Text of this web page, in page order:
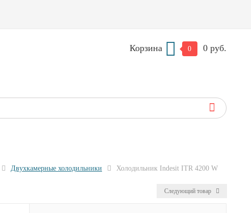
Корзина 0 0 руб.
Двухкамерные холодильники Холодильник Indesit ITR 4200 W
Следующий товар